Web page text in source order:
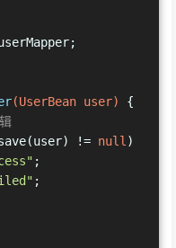
(UserBean user)
{
!= null )
;
;